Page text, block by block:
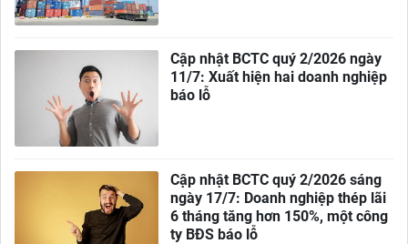
Cập nhật BCTC quý 2/2026 ngày
11/7: Xuất hiện hai doanh nghiệp
báo lỗ
Cập nhật BCTC quý 2/2026 sáng
ngày 17/7: Doanh nghiệp thép lãi
6 tháng tăng hơn 150%, một công
ty BĐS báo lỗ